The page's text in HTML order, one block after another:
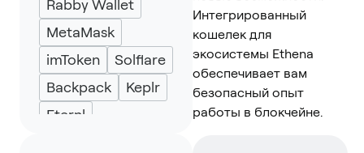
Rabby Wallet
MetaMask
imToken
Solflare
Backpack
Keplr
Eternl
Интегрированный
кошелек для
экосистемы Ethena
обеспечивает вам
безопасный опыт
работы в блокчейне.